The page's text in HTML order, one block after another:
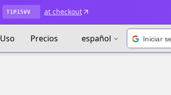
T1P15VV at checkout
Uso Precios español